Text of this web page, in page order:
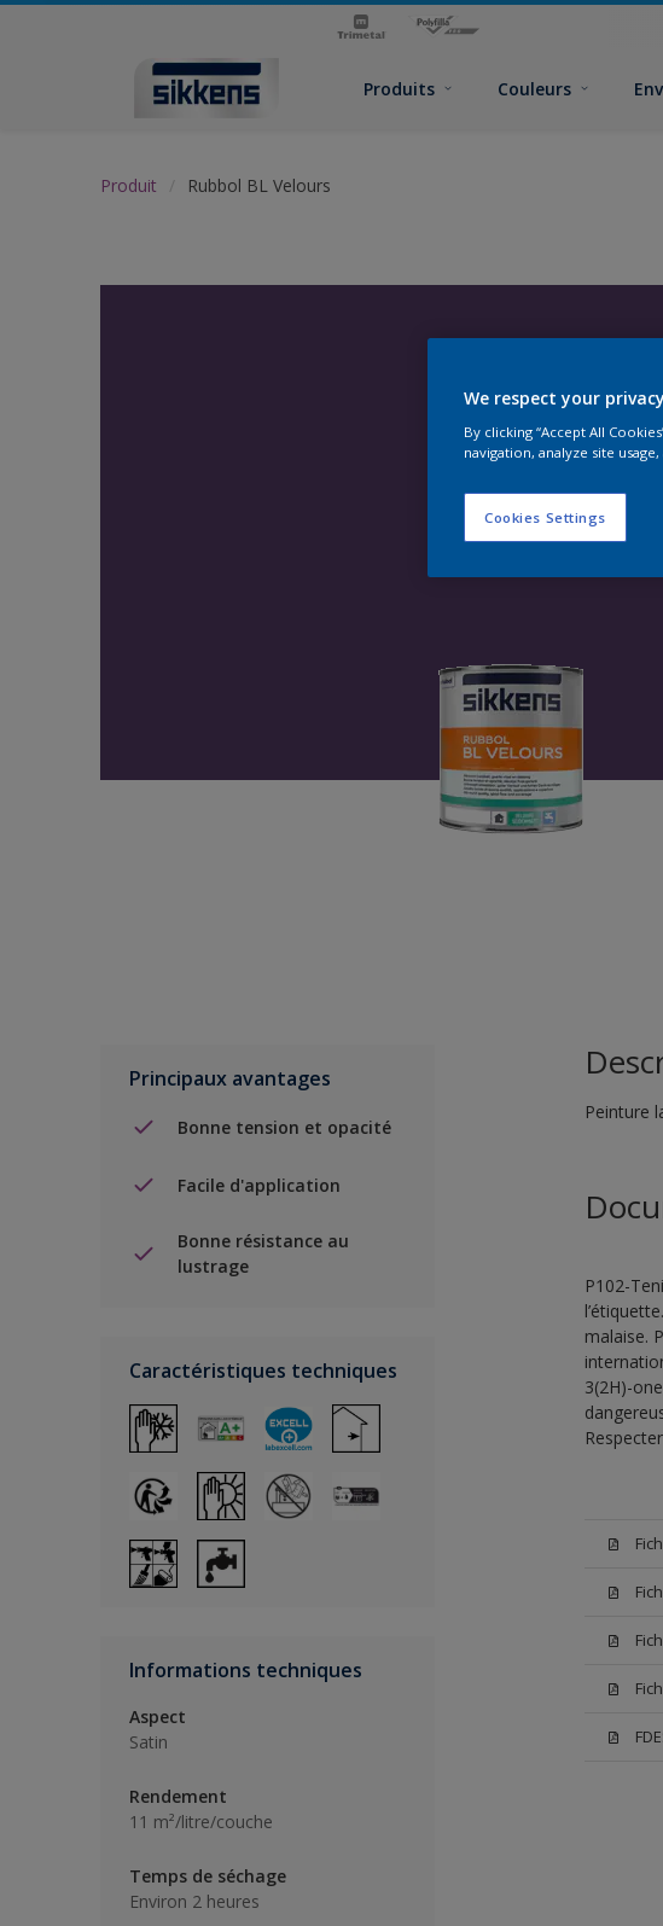
Produits Couleurs
Produit Rubbol BL Velours
Principaux avantages
Bonne tension et opacité
Facile d'application
Bonne résistance au
lustrage
Caractéristiques techniques
Informations techniques
Aspect
Satin
Rendement
11 m²/litre/couche
Temps de séchage
Environ 2 heures
Peinture
P102-
malaise.
3(2H)-
We respect your
By clicking “Accept All
navigation, analyze site
Cookies Settings